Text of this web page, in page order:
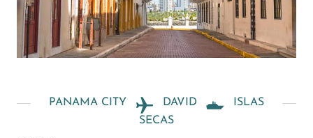
PANAMA CITY DAVID
ISLAS
SECAS